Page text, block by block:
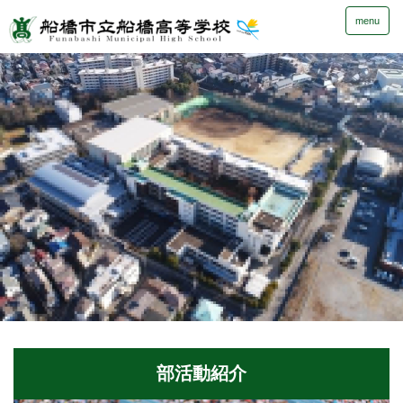
menu
部活動紹介